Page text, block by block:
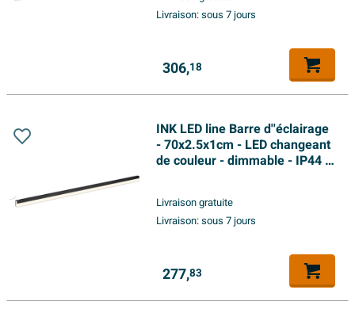
Livraison:sous 7 jours
306,18
INK LED line Barre d''éclairage
- 70x2.5x1cm - LED changeant
de couleur - dimmable - IP44 -
Livraison gratuite
Livraison:sous 7 jours
277,83